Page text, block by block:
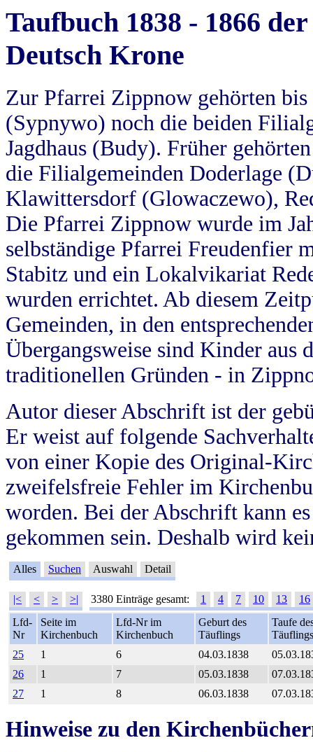
Taufbuch 1838 - 1866
Deutsch Krone
Zur Pfarrei Zippnow gehörten
(Sypnywo) noch die beiden
Jagdhaus (Budy). Früher
die Filialgemeinden Doderlage
Klawittersdorf (Glowaczewo),
Die Pfarrei Zippnow wurde im
selbständige Pfarrei Freudenfier
Stabitz und ein Lokalvikariat
wurden errichtet. Ab diesem
Gemeinden, in den
Übergangsweise sind Kinder aus
traditionellen Gründen - in
Autor dieser Abschrift ist der
Er weist auf folgende
von einer Kopie des Original-
zweifelsfreie Fehler im
worden. Bei der Abschrift kann
gekommen sein. Deshalb wird
Alles Suchen Auswahl Detail
|< < > >| 3380 Einträge gesamt: 1 4 7 10 13
16
Lfd-
Nr
Seite im
Kirchenbuch
Lfd-Nr im
Kirchenbuch
Geburt des
Täuflings
Taufe
Täuflings
25
1 6 04.03.1838
26
1 7 05.03.1838
27
1 8 06.03.1838
Hinweise zu den